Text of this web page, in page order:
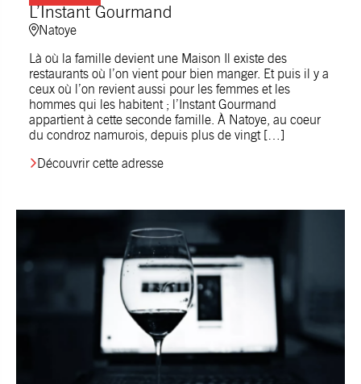
L’Instant Gourmand
Natoye
Là où la famille devient une Maison Il existe des
restaurants où l’on vient pour bien manger. Et puis il y a
ceux où l’on revient aussi pour les femmes et les
hommes qui les habitent ; l’Instant Gourmand
appartient à cette seconde famille. À Natoye, au coeur
du condroz namurois, depuis plus de vingt […]
Découvrir cette adresse